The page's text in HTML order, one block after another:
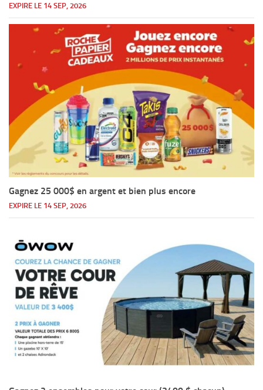
EXPIRE LE 14 SEP, 2026
Gagnez 25 000$ en argent et bien plus encore
EXPIRE LE 14 SEP, 2026